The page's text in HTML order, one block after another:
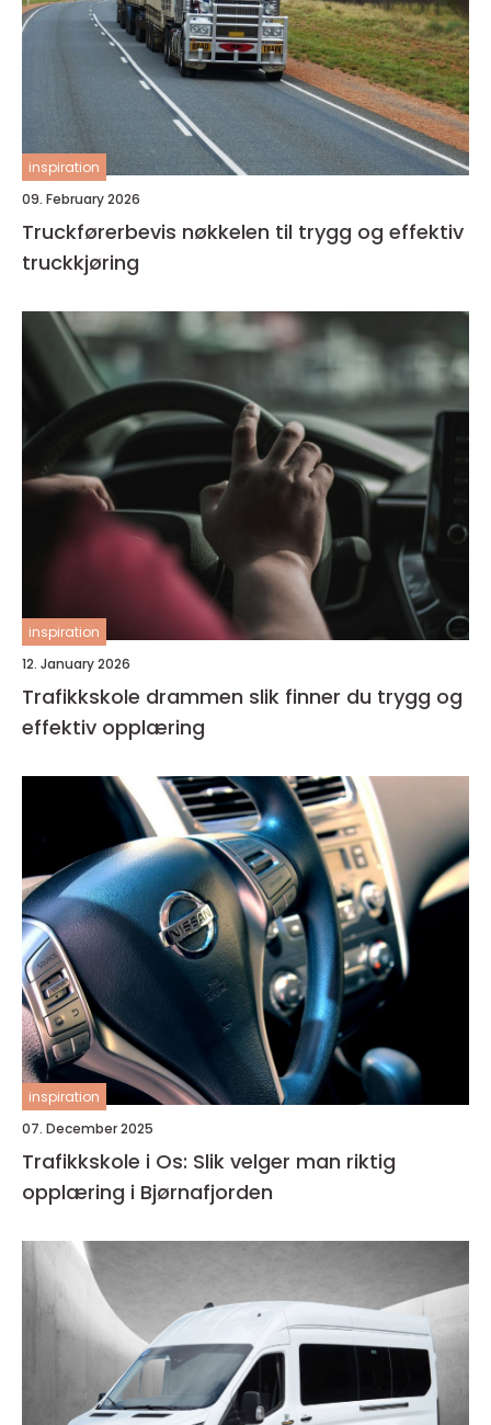
inspiration
09. February 2026
Truckførerbevis nøkkelen til trygg og effektiv
truckkjøring
inspiration
12. January 2026
Trafikkskole drammen slik finner du trygg og
effektiv opplæring
inspiration
07. December 2025
Trafikkskole i Os: Slik velger man riktig
opplæring i Bjørnafjorden